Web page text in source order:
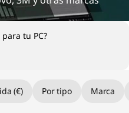
tu PC?
(€) Por tipo Marca